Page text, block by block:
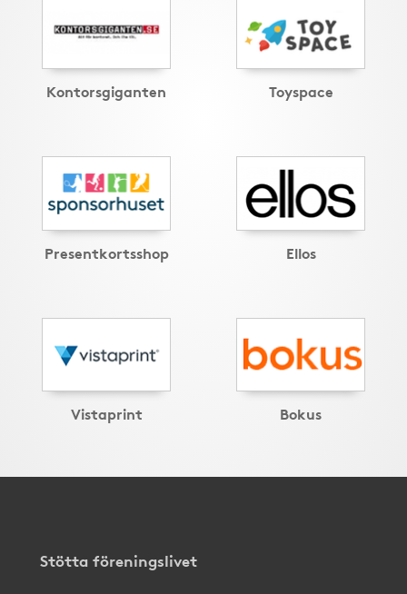
Kontorsgiganten Toyspace
Presentkortsshop Ellos
Vistaprint Bokus
Stötta föreningslivet